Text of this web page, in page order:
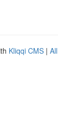
Kliqqi CMS |